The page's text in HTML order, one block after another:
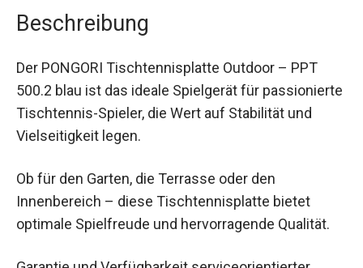
Beschreibung
500.2 blau ist das ideale Spielgerät für
passionierte Tischtennis-Spieler, die Wert auf
Stabilität und Vielseitigkeit legen.
Innenbereich – diese Tischtennisplatte bietet
optimale Spielfreude und hervorragende Qualität.